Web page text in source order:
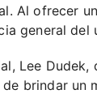
Al ofrecer
general del
Lee
brindar